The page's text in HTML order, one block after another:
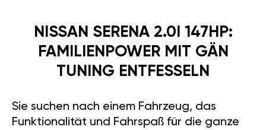
NISSAN SERENA 2.0I 147HP:
FAMILIENPOWER MIT GÄN
TUNING ENTFESSELN
Sie suchen nach einem Fahrzeug, das
Funktionalität und Fahrspaß für die ganze